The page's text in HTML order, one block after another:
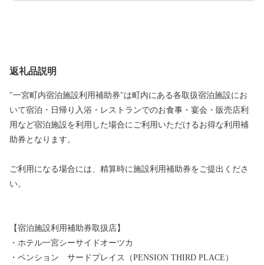
返礼品説明
"一宮町内宿泊施設利用補助券"は町内にある各取扱宿泊施設にお
いて宿泊・日帰り入浴・レストランでのお食事・宴会・販売店利
用など宿泊施設を利用した場合にご利用いただけるお得な利用補
助券となります。
ご利用になる場合には、精算時に施設利用補助券をご提出くださ
い。
【宿泊施設利用補助券取扱店】
・ホテル一宮シーサイドオーツカ
・ペンション サードプレイス（PENSION THIRD PLACE）